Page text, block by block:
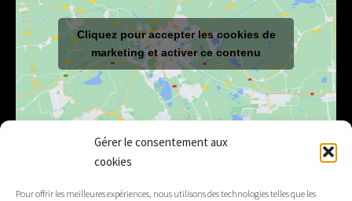
Gérer le consentement aux
cookies
Pour offrir les meilleures expériences, nous utilisons des technologies telles que les
Cliquez pour accepter les cookies de
marketing et activer ce contenu